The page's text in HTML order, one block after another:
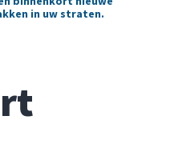
in uw straten.